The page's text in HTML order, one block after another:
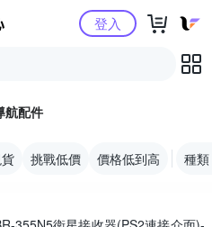
Yahoo購物中心登入
航配件
挑戰低價 價格低到高 種類